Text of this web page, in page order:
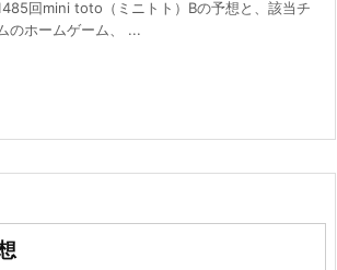
回mini toto（ミニトト）Bの予想と、該当チ
のホームゲーム、 ...